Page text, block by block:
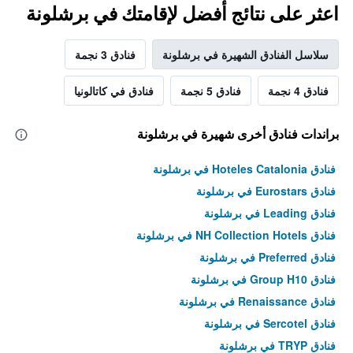
اعثر على نتائج أفضل لإقامتك في برشلونة
سلاسل الفنادق الشهيرة في برشلونة فنادق 3 نجمة
فنادق 4 نجمة فنادق 5 نجمة فنادق في كاتالونيا
براندات فنادق أخرى شهيرة في برشلونة
فنادق Hoteles Catalonia في برشلونة
فنادق Eurostars في برشلونة
فنادق Leading في برشلونة
فنادق NH Collection Hotels في برشلونة
فنادق Preferred في برشلونة
فنادق Group H10 في برشلونة
فنادق Renaissance في برشلونة
فنادق Sercotel في برشلونة
فنادق TRYP في برشلونة